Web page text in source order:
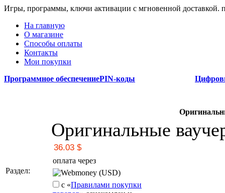
Игры, программы, ключи активации с мгновенной доставкой.
На главную
О магазине
Способы оплаты
Контакты
Мои покупки
Программное обеспечениеPIN-коды
Раздел:
Оригинальные
оплата через
Webmoney (USD)
с «Правилами покупки